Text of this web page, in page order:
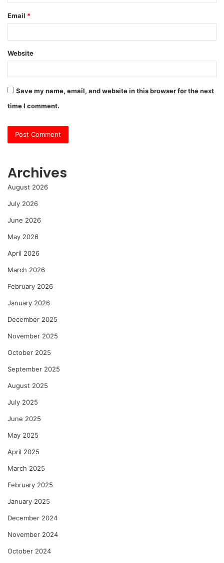
Email *
Website
Save my name, email, and website in this browser for the next
time I comment.
Archives
August 2026
July 2026
June 2026
May 2026
April 2026
March 2026
February 2026
January 2026
December 2025
November 2025
October 2025
September 2025
August 2025
July 2025
June 2025
May 2025
April 2025
March 2025
February 2025
January 2025
December 2024
November 2024
October 2024